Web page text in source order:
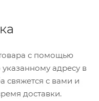
с помощью
адресу в
свяжется с вами и
доставки.